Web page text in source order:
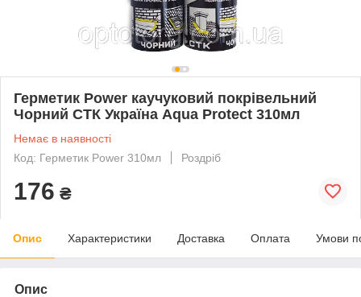
Герметик Power каучуковий покрівельний
Чорний СТК Україна Aqua Protect 310мл
Немає в наявності
Код: Герметик Power 310мл
Роздріб
176 ₴
Опис Характеристики Доставка Оплата Умови
Опис